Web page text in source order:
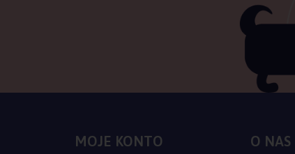
MOJE KONTO O NAS